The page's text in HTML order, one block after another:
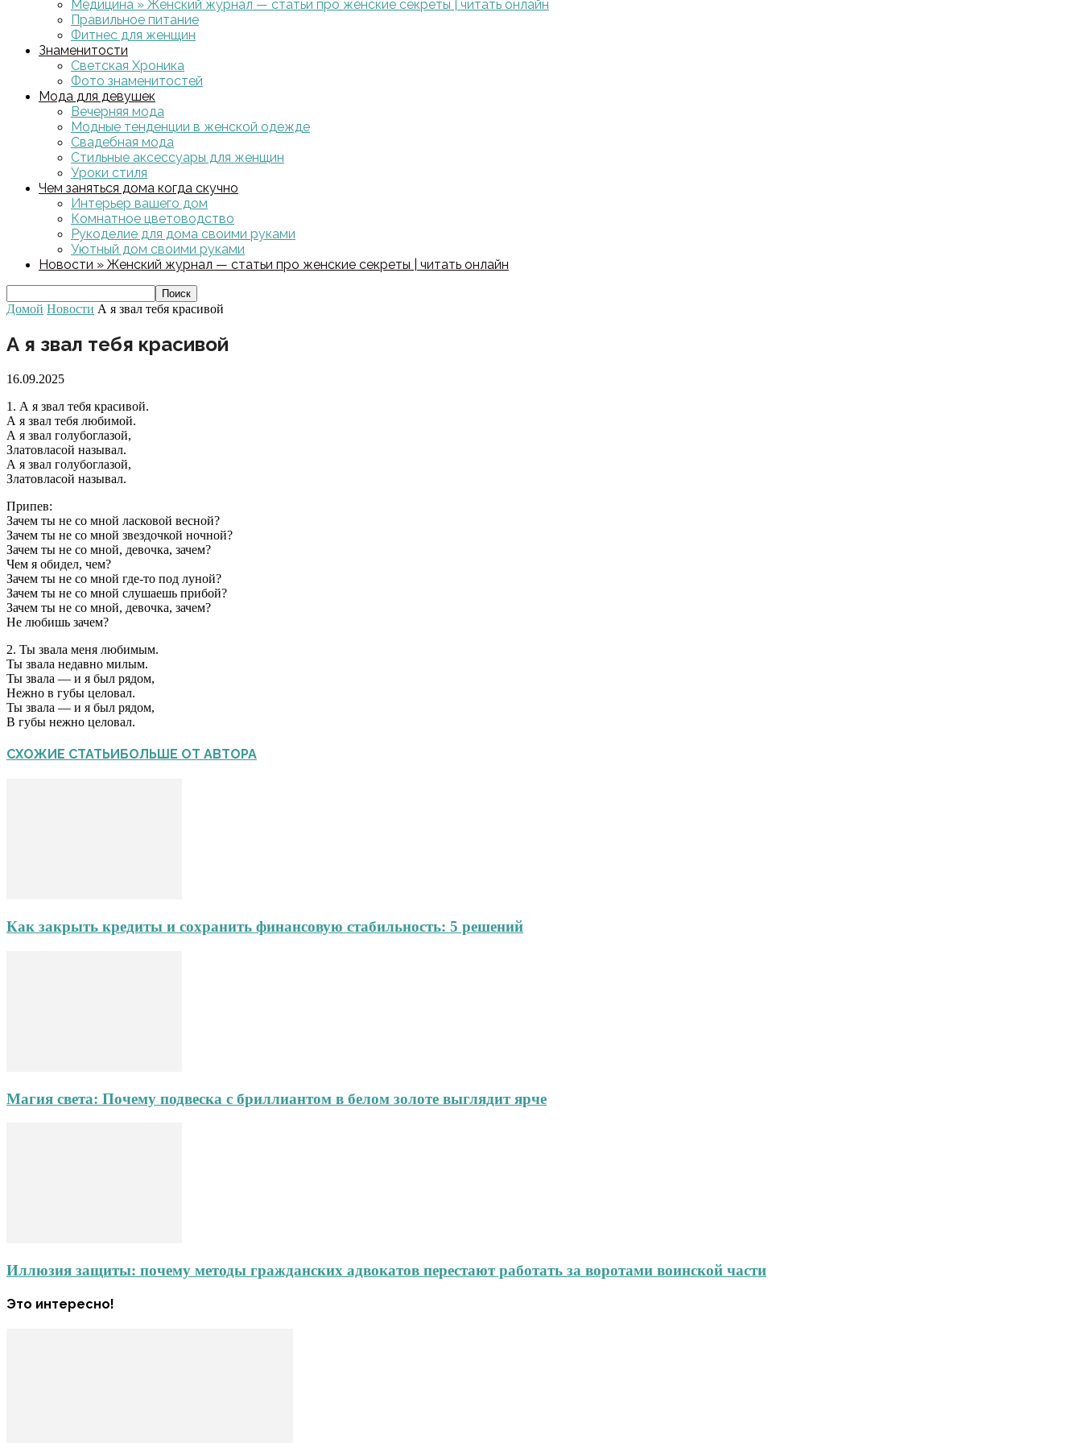
Медицина » Женский журнал — статьи про женские секреты | читать онлайн
Правильное питание
Фитнес для женщин
Знаменитости
Светская Хроника
Фото знаменитостей
Мода для девушек
Вечерняя мода
Модные тенденции в женской одежде
Свадебная мода
Стильные аксессуары для женщин
Уроки стиля
Чем заняться дома когда скучно
Интерьер вашего дом
Комнатное цветоводство
Рукоделие для дома своими руками
Уютный дом своими руками
Новости » Женский журнал — статьи про женские секреты | читать онлайн
Домой Новости А я звал тебя красивой
А я звал тебя красивой
16.09.2025
1. А я звал тебя красивой.
А я звал тебя любимой.
А я звал голубоглазой,
Златовласой называл.
А я звал голубоглазой,
Златовласой называл.
Припев:
Зачем ты не со мной ласковой весной?
Зачем ты не со мной звездочкой ночной?
Зачем ты не со мной, девочка, зачем?
Чем я обидел, чем?
Зачем ты не со мной где-то под луной?
Зачем ты не со мной слушаешь прибой?
Зачем ты не со мной, девочка, зачем?
Не любишь зачем?
2. Ты звала меня любимым.
Ты звала недавно милым.
Ты звала — и я был рядом,
Нежно в губы целовал.
Ты звала — и я был рядом,
В губы нежно целовал.
СХОЖИЕ СТАТЬИБОЛЬШЕ ОТ АВТОРА
Как закрыть кредиты и сохранить финансовую стабильность: 5 решений
Магия света: Почему подвеска с бриллиантом в белом золоте выглядит ярче
Иллюзия защиты: почему методы гражданских адвокатов перестают работать за воротами воинской части
Это интересно!